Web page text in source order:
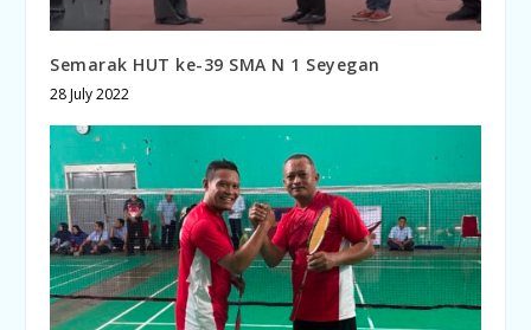
Semarak HUT ke-39 SMA N 1 Seyegan
28 July 2022